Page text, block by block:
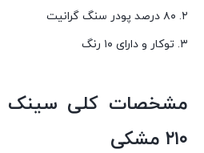
۲. ۸۰ درصد پودر سنگ گرانیت
۳. توکار و دارای ۱۰ رنگ
مشخصات کلی سینک
۲۱۰ مشکی